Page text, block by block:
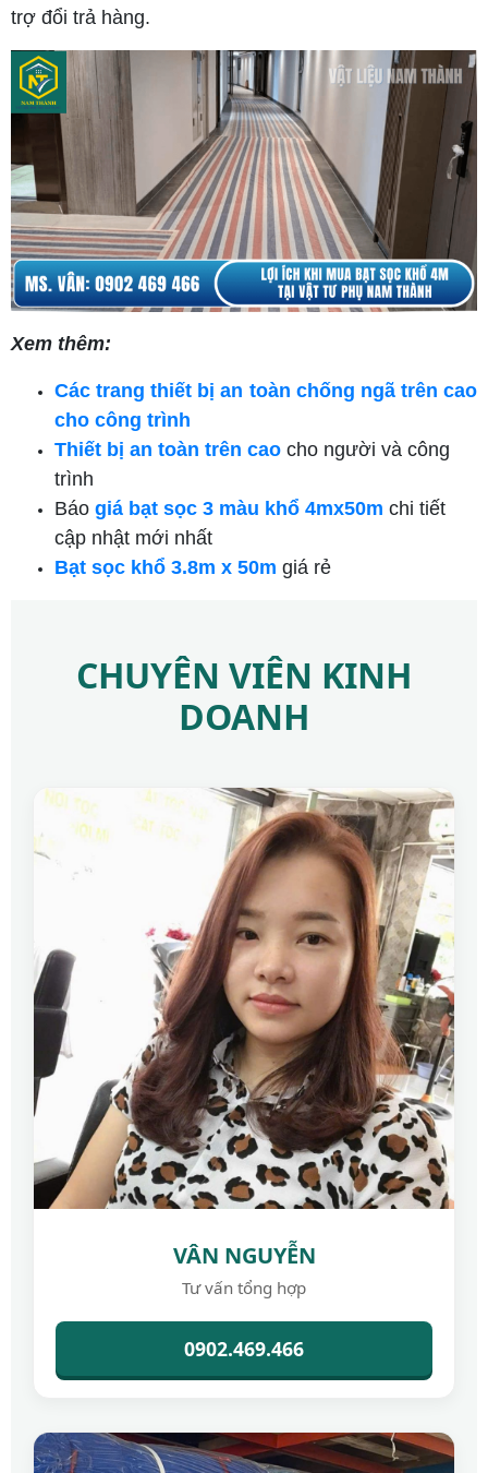
trợ đổi trả hàng.
Xem thêm:
Các trang thiết bị an toàn chống ngã trên cao
cho công trình
Thiết bị an toàn trên cao cho người và công
trình
Báo giá bạt sọc 3 màu khổ 4mx50m chi tiết
cập nhật mới nhất
Bạt sọc khổ 3.8m x 50m giá rẻ
CHUYÊN VIÊN KINH
DOANH
VÂN NGUYỄN
Tư vấn tổng hợp
0902.469.466